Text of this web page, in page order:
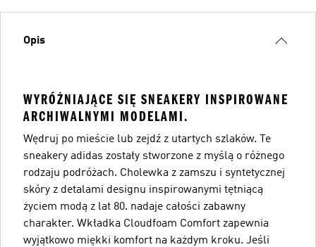
Opis
WYRÓŻNIAJĄCE SIĘ SNEAKERY INSPIROWANE
ARCHIWALNYMI MODELAMI.
Wędruj po mieście lub zejdź z utartych szlaków. Te
sneakery adidas zostały stworzone z myślą o różnego
rodzaju podróżach. Cholewka z zamszu i syntetycznej
skóry z detalami designu inspirowanymi tętniącą
życiem modą z lat 80. nadaje całości zabawny
charakter. Wkładka Cloudfoam Comfort zapewnia
wyjątkowo miękki komfort na każdym kroku. Jeśli